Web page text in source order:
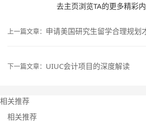
去主页浏览TA的更多精彩
上一篇文章： 申请美国研究生留学合理规划
下一篇文章： UIUC会计项目的深度解读
相关推荐
相关推荐